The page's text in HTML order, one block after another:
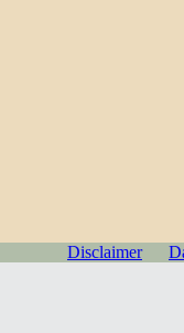
Disclaimer